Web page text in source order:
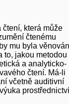
která může
čtenému
mu byla
to, jakou metodou
a analyticko-
čtení. Má-li
včetně auditivní